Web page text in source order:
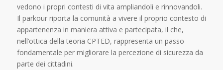
vedono i propri contesti di vita ampliandoli e rinnovandoli.
Il parkour riporta la comunità a vivere il proprio contesto di
appartenenza in maniera attiva e partecipata, il che,
nell’ottica della teoria CPTED, rappresenta un passo
fondamentale per migliorare la percezione di sicurezza da
parte dei cittadini.